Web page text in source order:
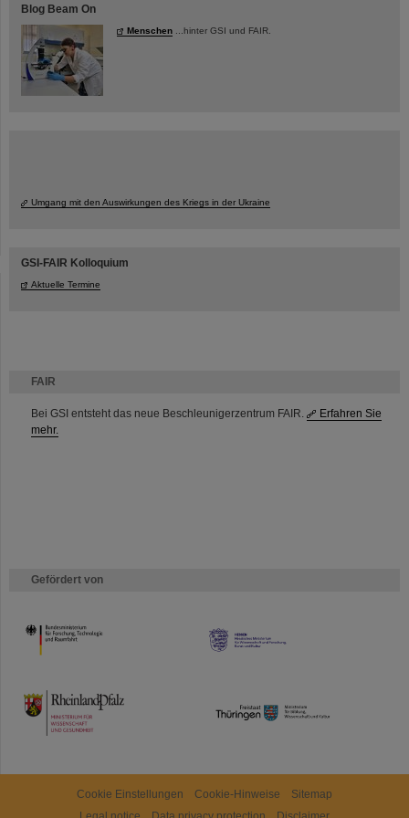
FAIR
Bei GSI entsteht das neue Beschleunigerzentrum FAIR.
Erfahren Sie
mehr.
Gefördert von
HMWK
TMWWDG
Blog Beam On
Menschen ...hinter GSI und FAIR.
Umgang mit den Auswirkungen des Kriegs in der Ukraine
GSI-FAIR Kolloquium
Aktuelle Termine
Cookie Einstellungen Cookie-Hinweise
Sitemap